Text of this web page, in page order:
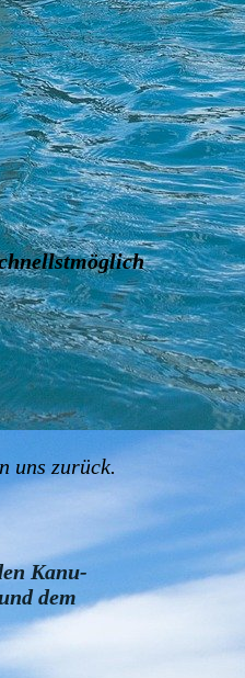
uns zurück.
Kanu-
dem